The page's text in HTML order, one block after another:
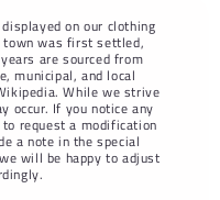
on our clothing
town was first settled,
are sourced from
municipal, and local
While we strive
occur. If you notice any
request a modification
a note in the special
will be happy to adjust